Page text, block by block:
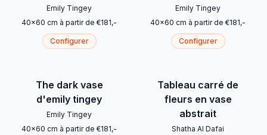
Emily Tingey
40x60 cm à partir de €181,-
Configurer
Emily Tingey
40x60 cm à partir de €181,-
Configurer
The dark vase
d'emily tingey
Emily Tingey
40x60 cm à partir de €181,-
Tableau carré de
fleurs en vase
abstrait
Shatha Al Dafai